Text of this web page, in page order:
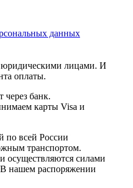
данных
лицами. И
оплаты.
через банк.
карты Visa и
по всей России
транспортом.
осуществляются силами
нашем распоряжении